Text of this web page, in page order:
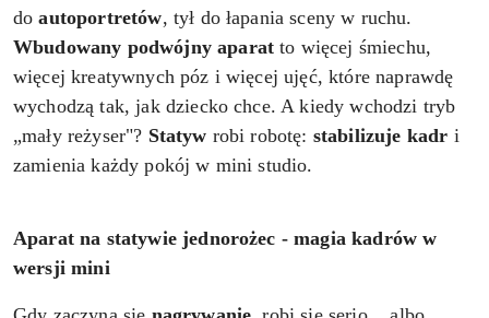
doautoportretów, tył do łapania sceny w ruchu.
Wbudowany podwójny aparat to więcej śmiechu,
więcej kreatywnych póz i więcej ujęć, które naprawdę
wychodzą tak, jak dziecko chce. A kiedy wchodzi tryb
„mały reżyser"? Statyw robi robotę: stabilizuje kadr i
zamienia każdy pokój w mini studio.
Aparat na statywie jednorożec - magia kadrów w
wersji mini